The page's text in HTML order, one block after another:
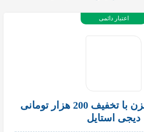
استایل مردانه بزن با تخفیف 200 هزار تومانی
دیجی استایل
اعتبار دائمی